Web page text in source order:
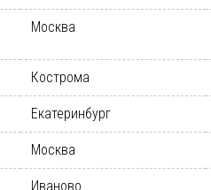
Москва
Кострома
Екатеринбург
Москва
Иваново